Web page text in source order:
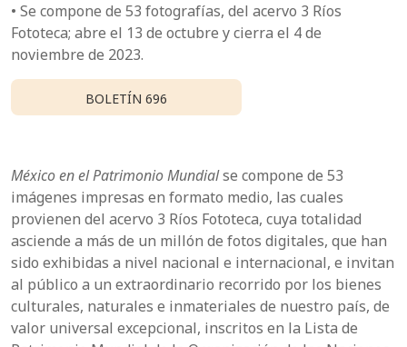
• Se compone de 53 fotografías, del acervo 3 Ríos
Fototeca; abre el 13 de octubre y cierra el 4 de
noviembre de 2023.
BOLETÍN 696
México en el Patrimonio Mundialse compone de 53
imágenes impresas en formato medio, las cuales
provienen del acervo 3 Ríos Fototeca, cuya totalidad
asciende a más de un millón de fotos digitales, que han
sido exhibidas a nivel nacional e internacional, e invitan
al público a un extraordinario recorrido por los bienes
culturales, naturales e inmateriales de nuestro país, de
valor universal excepcional, inscritos en la Lista de